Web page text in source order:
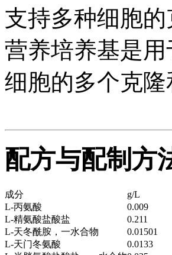
支持多种细胞
营养培养基是
细胞的多个克
配方与配制方
成分
g/L
L-丙氨酸
0.009
L-精氨酸盐酸盐
0.211
L-天冬酰胺，一水合物
0.01501
L-天门冬氨酸
0.0133